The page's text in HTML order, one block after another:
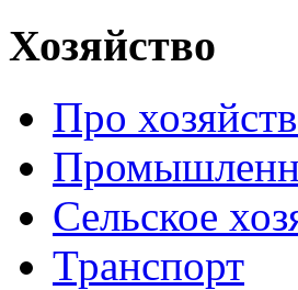
Хозяйство
Про
Сельское
Транспорт